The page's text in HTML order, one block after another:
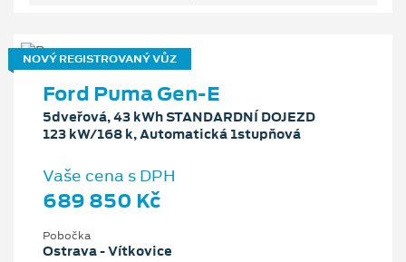
NOVÝ REGISTROVANÝ VŮZ
Ford Puma Gen-E
5dveřová, 43 kWh STANDARDNÍ DOJEZD
123 kW/168 k, Automatická 1stupňová
Vaše cena s DPH
689 850 Kč
Pobočka
Ostrava - Vítkovice